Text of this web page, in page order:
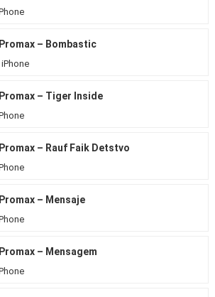
– Bombastic
iPhone
– Tiger Inside
– Rauf Faik Detstvo
– Mensaje
– Mensagem